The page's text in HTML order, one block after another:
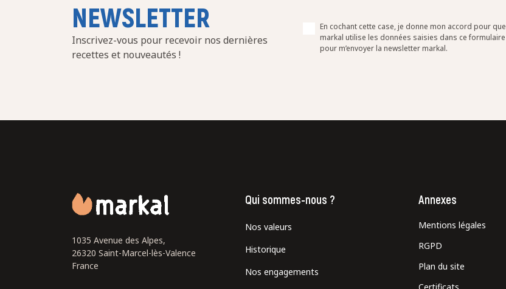
NEWSLETTER
Inscrivez-vous pour recevoir nos dernières
recettes et nouveautés !
En cochant cette case, je donne mon accord pour que
markal utilise les données saisies dans ce formulaire
pour m’envoyer la newsletter markal.
1035 Avenue des Alpes,
26320 Saint-Marcel-lès-Valence
France
Qui sommes-nous ?
Nos valeurs
Historique
Nos engagements
Annexes
Mentions légales
RGPD
Plan du site